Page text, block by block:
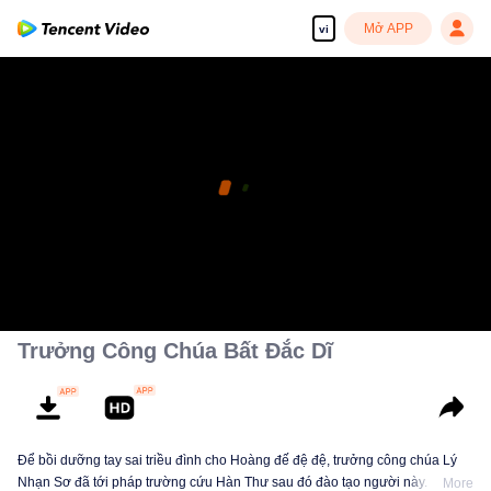
vi Mở APP
Trưởng Công Chúa Bất Đắc Dĩ
Để bồi dưỡng tay sai triều đình cho Hoàng đế đệ đệ, trưởng công chúa Lý
Nhạn Sơ đã tới pháp trường cứu Hàn Thư sau đó đào tạo người này. KhiMore